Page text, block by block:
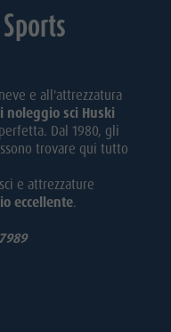
e all'attrezzatura
noleggio sci Huski
Dal 1980, gli
trovare qui tutto
e attrezzature
eccellente.